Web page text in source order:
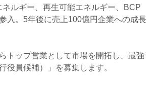
ルギー、再生可能エネルギー、BCP
入。5年後に売上100億円企業への成長
トップ営業として市場を開拓し、最強
役員候補）」を募集します。